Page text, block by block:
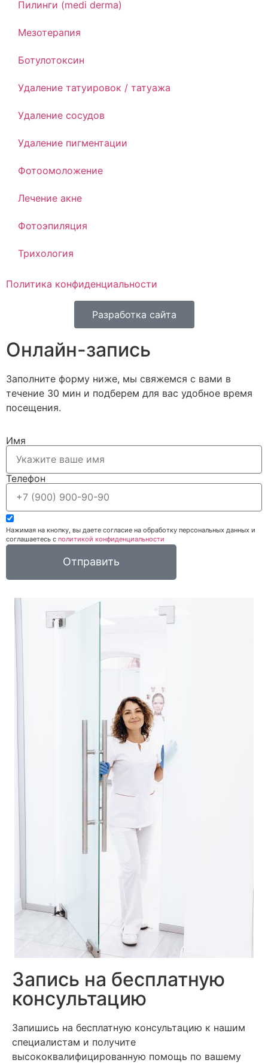
Пилинги (medi derma)
Мезотерапия
Ботулотоксин
Удаление татуировок / татуажа
Удаление сосудов
Удаление пигментации
Фотоомоложение
Лечение акне
Фотоэпиляция
Трихология
Политика конфиденциальности
Разработка сайта
Онлайн-запись
Заполните форму ниже, мы свяжемся с вами в
течение 30 мин и подберем для вас удобное время
посещения.
Имя
Телефон
Нажимая на кнопку, вы даете согласие на обработку персональных данных и
соглашаетесь c политикой конфиденциальности
Отправить
Запись на бесплатную
консультацию
Запишись на бесплатную консультацию к нашим
специалистам и получите
высококвалифицированную помощь по вашему